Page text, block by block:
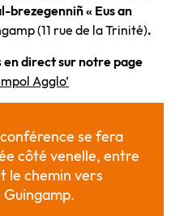
brezegenniñ « Eus an
(11 rue de la Trinité).
en direct sur notre page
Agglo’
conférence se fera
côté venelle, entre
le chemin vers
Guingamp.